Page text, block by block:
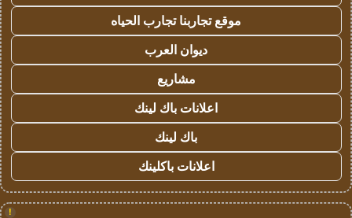
موقع تجاربنا تجارب الحياه
ديوان العرب
مشاريع
اعلانات باك لينك
باك لينك
اعلانات باكلينك
!